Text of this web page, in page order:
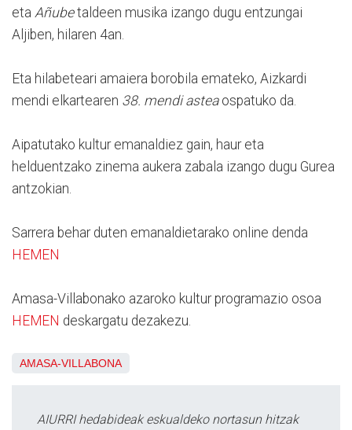
eta Añubetaldeen musika izango dugu entzungai
Aljiben, hilaren 4an.
Eta hilabeteari amaiera borobila emateko, Aizkardi
mendi elkartearen 38. mendi asteaospatuko da.
Aipatutako kultur emanaldiez gain, haur eta
helduentzako zinema aukera zabala izango dugu Gurea
antzokian.
Sarrera behar duten emanaldietarako online denda
HEMEN
Amasa-Villabonako azaroko kultur programazio osoa
HEMEN deskargatu dezakezu.
AMASA-VILLABONA
AIURRI hedabideak eskualdeko nortasun hitzak